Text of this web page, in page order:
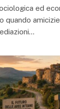
ed
quando